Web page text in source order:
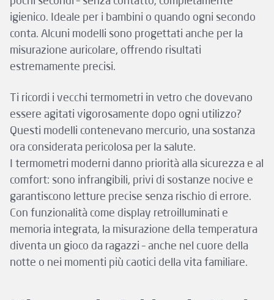
igienico. Ideale per i bambini o quando ogni secondo
conta. Alcuni modelli sono progettati anche per la
misurazione auricolare, offrendo risultati
estremamente precisi.
Ti ricordi i vecchi termometri in vetro che dovevano
essere agitati vigorosamente dopo ogni utilizzo?
Questi modelli contenevano mercurio, una sostanza
ora considerata pericolosa per la salute.
I termometri moderni danno priorità alla sicurezza e al
comfort: sono infrangibili, privi di sostanze nocive e
garantiscono letture precise senza rischio di errore.
Con funzionalità come display retroilluminati e
memoria integrata, la misurazione della temperatura
diventa un gioco da ragazzi – anche nel cuore della
notte o nei momenti più caotici della vita familiare.